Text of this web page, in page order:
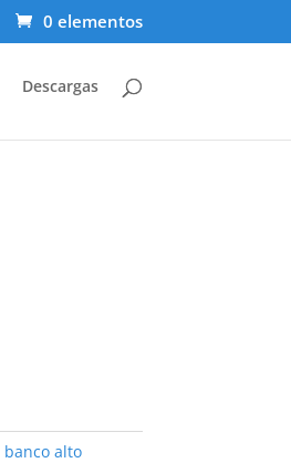
0 elementos
Descargas
banco alto